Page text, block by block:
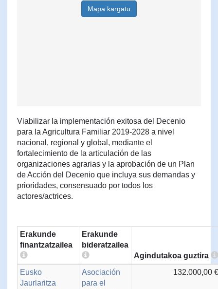
Mapa kargatu
Viabilizar la implementación exitosa del Decenio
para la Agricultura Familiar 2019-2028 a nivel
nacional, regional y global, mediante el
fortalecimiento de la articulación de las
organizaciones agrarias y la aprobación de un Plan
de Acción del Decenio que incluya sus demandas y
prioridades, consensuado por todos los
actores/actrices.
Erakunde
finantzatzailea
Erakunde
bideratzailea
Agindutakoa guztira
Eusko
Jaurlaritza
Asociación
para el
132.000,00 €